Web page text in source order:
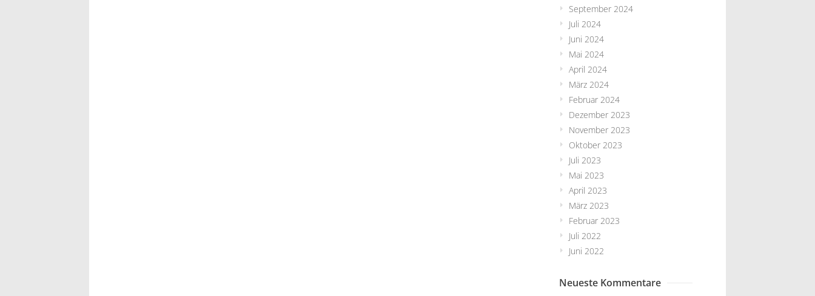
September 2024
Juli 2024
Juni 2024
Mai 2024
April 2024
März 2024
Februar 2024
Dezember 2023
November 2023
Oktober 2023
Juli 2023
Mai 2023
April 2023
März 2023
Februar 2023
Juli 2022
Juni 2022
Neueste Kommentare